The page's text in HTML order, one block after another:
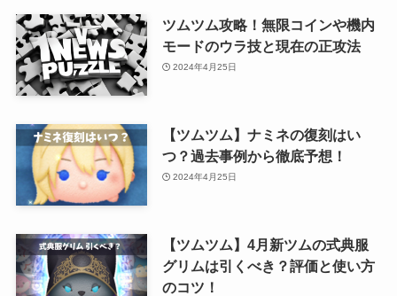
ツムツム攻略！無限コインや機内
モードのウラ技と現在の正攻法
2024年4月25日
【ツムツム】ナミネの復刻はい
つ？過去事例から徹底予想！
2024年4月25日
【ツムツム】4月新ツムの式典服
グリムは引くべき？評価と使い方
のコツ！